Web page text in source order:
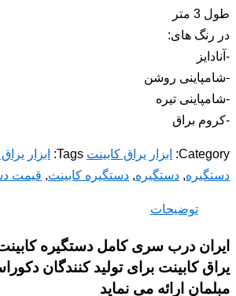
طول 3 متر
در رنگ های:
-آنادایز
-شامپاینی روشن
-شامپاینی تیره
-کروم براق
Category: ابزار یراق کابینت Tags: ابزار
دستگیره, دستگیره, دستگیره کابینت, قیمت
توضیحات
ایران درب سری کامل دستگیره
یراق کابینت برای تولید کنندگان
مبلمان ارائه می نماید